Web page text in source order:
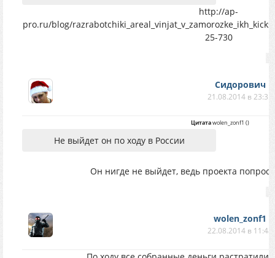
http://ap-
pro.ru/blog/
25-730
Сидорович
21.08.2014 в 23:35
Цитатаwolen_zonf1 ()
Не выйдет он по ходу в России
Он нигде не выйдет, ведь проекта
wolen_zonf1
22.08.2014 в 11:48